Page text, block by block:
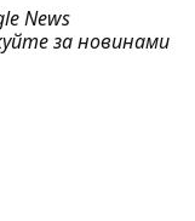
News
за новинами